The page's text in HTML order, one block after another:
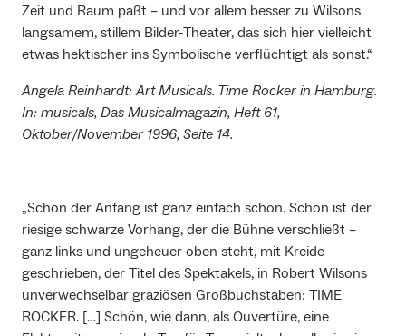
Zeit und Raum paßt – und vor allem besser zu Wilsons
langsamem, stillem Bilder-Theater, das sich hier vielleicht
etwas hektischer ins Symbolische verflüchtigt als sonst.“
Angela Reinhardt: Art Musicals. Time Rocker in Hamburg.
In: musicals, Das Musicalmagazin, Heft 61,
Oktober/November 1996, Seite 14.
„Schon der Anfang ist ganz einfach schön. Schön ist der
riesige schwarze Vorhang, der die Bühne verschließt –
ganz links und ungeheuer oben steht, mit Kreide
geschrieben, der Titel des Spektakels, in Robert Wilsons
unverwechselbar graziösen Großbuchstaben: TIME
ROCKER. […] Schön, wie dann, als Ouvertüre, eine